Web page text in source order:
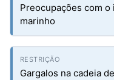
Preocupações com
marinho
Gargalos na cadeia